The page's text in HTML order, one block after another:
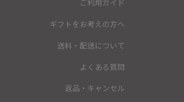
ご利用ガイド
ギフトをお考えの方へ
送料・配送について
よくある質問
返品・キャンセル